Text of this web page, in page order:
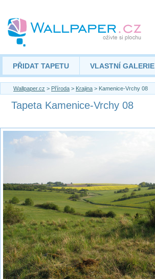
PŘIDAT TAPETU VLASTNÍ GALERIE
Wallpaper.cz > Příroda > Krajina > Kamenice-Vrchy 08
Tapeta Kamenice-Vrchy 08